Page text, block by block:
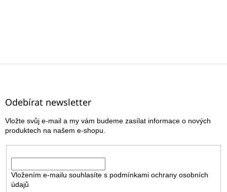
Z
Odebírat newsletter
Vložte svůj e-mail a my vám budeme zasílat informace o nových
produktech na našem e-shopu.
Vložením e-mailu souhlasíte s podmínkami ochrany osobních
údajů